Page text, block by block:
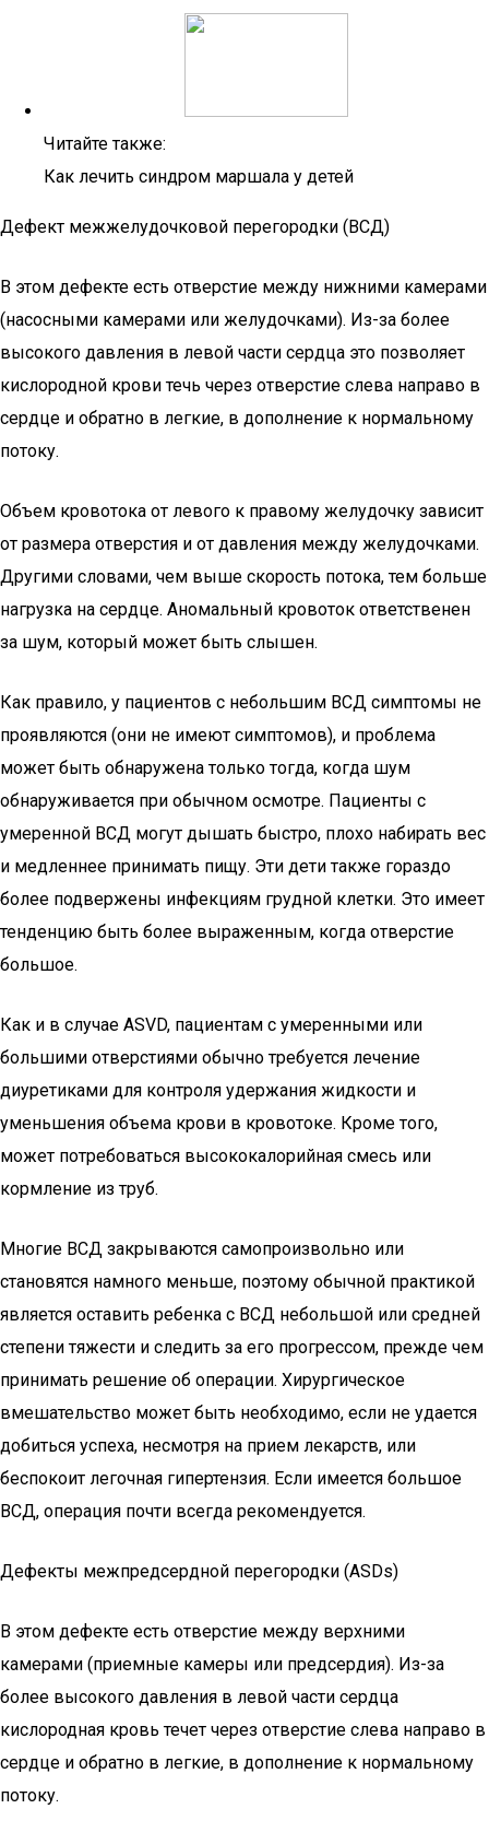
Читайте также:
Как лечить синдром маршала у детей
Дефект межжелудочковой перегородки (ВСД)
В этом дефекте есть отверстие между нижними камерами
(насосными камерами или желудочками). Из-за более
высокого давления в левой части сердца это позволяет
кислородной крови течь через отверстие слева направо в
сердце и обратно в легкие, в дополнение к нормальному
потоку.
Объем кровотока от левого к правому желудочку зависит
от размера отверстия и от давления между желудочками.
Другими словами, чем выше скорость потока, тем больше
нагрузка на сердце. Аномальный кровоток ответственен
за шум, который может быть слышен.
Как правило, у пациентов с небольшим ВСД симптомы не
проявляются (они не имеют симптомов), и проблема
может быть обнаружена только тогда, когда шум
обнаруживается при обычном осмотре. Пациенты с
умеренной ВСД могут дышать быстро, плохо набирать вес
и медленнее принимать пищу. Эти дети также гораздо
более подвержены инфекциям грудной клетки. Это имеет
тенденцию быть более выраженным, когда отверстие
большое.
Как и в случае ASVD, пациентам с умеренными или
большими отверстиями обычно требуется лечение
диуретиками для контроля удержания жидкости и
уменьшения объема крови в кровотоке. Кроме того,
может потребоваться высококалорийная смесь или
кормление из труб.
Многие ВСД закрываются самопроизвольно или
становятся намного меньше, поэтому обычной практикой
является оставить ребенка с ВСД небольшой или средней
степени тяжести и следить за его прогрессом, прежде чем
принимать решение об операции. Хирургическое
вмешательство может быть необходимо, если не удается
добиться успеха, несмотря на прием лекарств, или
беспокоит легочная гипертензия. Если имеется большое
ВСД, операция почти всегда рекомендуется.
Дефекты межпредсердной перегородки (ASDs)
В этом дефекте есть отверстие между верхними
камерами (приемные камеры или предсердия). Из-за
более высокого давления в левой части сердца
кислородная кровь течет через отверстие слева направо в
сердце и обратно в легкие, в дополнение к нормальному
потоку.